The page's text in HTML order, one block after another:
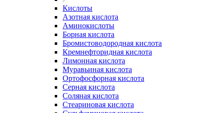
Кислоты
Азотная кислота
Аминокислоты
Борная кислота
Бромистоводородная кислота
Кремнефторидная кислота
Лимонная кислота
Муравьиная кислота
Ортофосфорная кислота
Серная кислота
Соляная кислота
Стеариновая кислота